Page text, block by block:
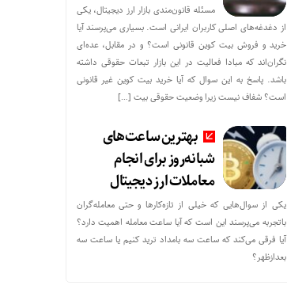
مسئله قانون‌مندی بازار ارز دیجیتال، یکی
از دغدغه‌های اصلی کاربران ایرانی است. بسیاری می‌پرسند آیا
خرید و فروش بیت کوین قانونی است؟ و در مقابل، عده‌ای
نگران‌اند که مبادا فعالیت در این بازار تبعات حقوقی داشته
باشد. پاسخ به این سوال که آیا خرید بیت کوین غیر قانونی
است؟ شفاف نیست زیرا وضعیت حقوقی بیت‌ […]
بهترین ساعت‌های
شبانه‌روز برای انجام
معاملات ارز دیجیتال
یکی از سوال‌هایی که خیلی از تازه‌کارها و حتی معامله‌گران
باتجربه می‌پرسند این است که آیا ساعت معامله اهمیت دارد؟
آیا فرقی می‌کند که ساعت سه بامداد ترید کنیم یا ساعت سه
بعدازظهر؟